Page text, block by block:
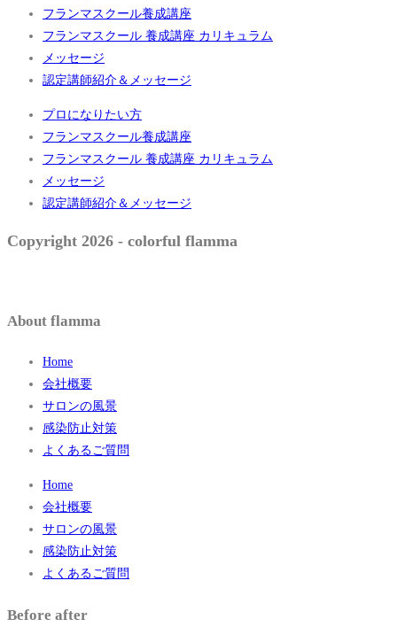
フランマスクール養成講座
フランマスクール 養成講座 カリキュラム
メッセージ
認定講師紹介＆メッセージ
プロになりたい方
フランマスクール養成講座
フランマスクール 養成講座 カリキュラム
メッセージ
認定講師紹介＆メッセージ
Copyright 2026 - colorful flamma
About flamma
Home
会社概要
サロンの風景
感染防止対策
よくあるご質問
Home
会社概要
サロンの風景
感染防止対策
よくあるご質問
Before after